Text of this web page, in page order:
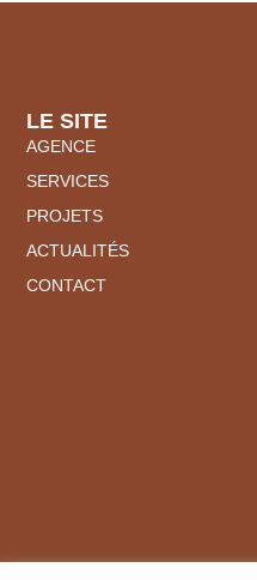
LE SITE
AGENCE
SERVICES
PROJETS
ACTUALITÉS
CONTACT